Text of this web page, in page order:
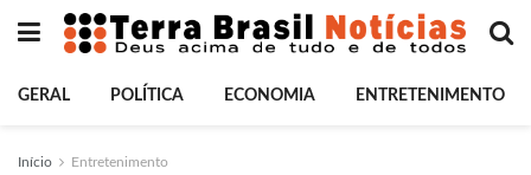
GERAL POLÍTICA ECONOMIA ENTRETENIMENTO
Início Entretenimento